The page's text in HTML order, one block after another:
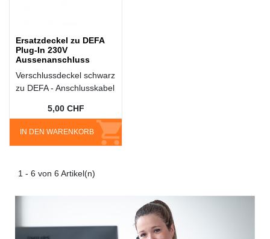
Ersatzdeckel zu DEFA
Plug-In 230V
Aussenanschluss
Verschlussdeckel schwarz
zu DEFA - Anschlusskabel
IN DEN WARENKORB
5,00 CHF
1 - 6 von 6 Artikel(n)